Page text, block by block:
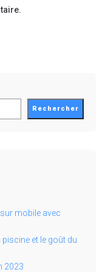
Rechercher
mobile avec
et le goût du
2023